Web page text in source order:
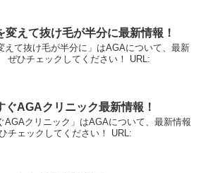
変えて抜け毛が半分に最新情報！
えて抜け毛が半分に」はAGAについて、最新
ぜひチェックしてください！ URL:
ぐAGAクリニック最新情報！
AGAクリニック」はAGAについて、最新情報
チェックしてください！ URL: